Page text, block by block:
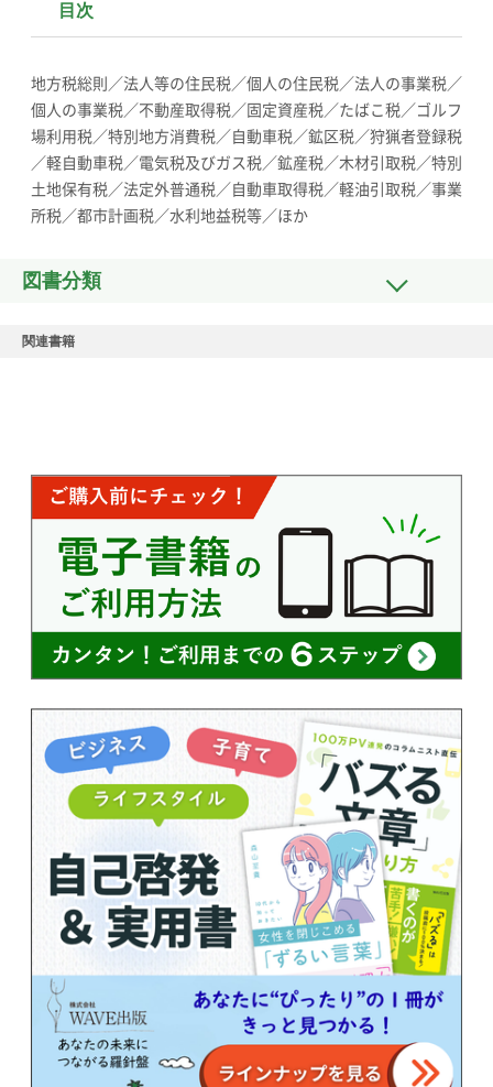
目次
地方税総則／法人等の住民税／個人の住民税／法人の事業税／
個人の事業税／不動産取得税／固定資産税／たばこ税／ゴルフ
場利用税／特別地方消費税／自動車税／鉱区税／狩猟者登録税
／軽自動車税／電気税及びガス税／鉱産税／木材引取税／特別
土地保有税／法定外普通税／自動車取得税／軽油引取税／事業
所税／都市計画税／水利地益税等／ほか
図書分類
関連書籍